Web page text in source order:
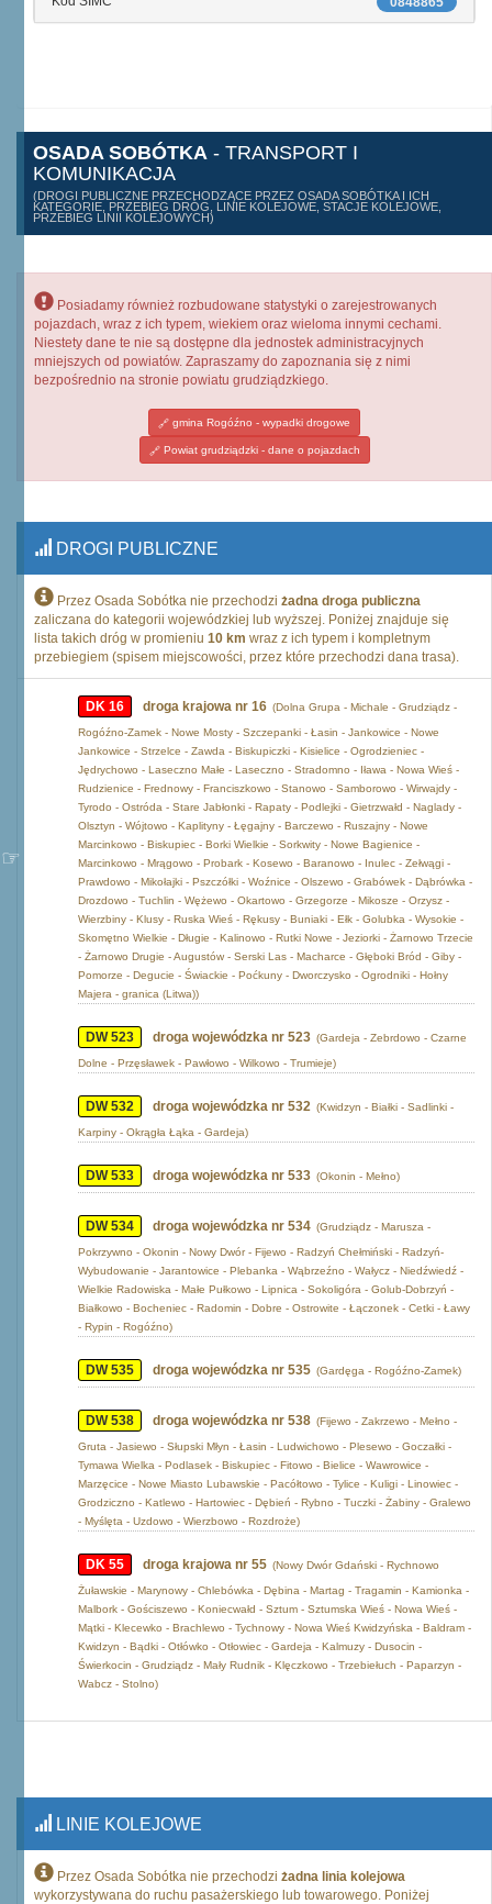
OSADA SOBÓTKA - TRANSPORT I
KOMUNIKACJA
(DROGI PUBLICZNE PRZECHODZĄCE PRZEZ OSADA SOBÓTKA I ICH
KATEGORIE, PRZEBIEG DRÓG, LINIE KOLEJOWE, STACJE KOLEJOWE,
PRZEBIEG LINII KOLEJOWYCH)
Posiadamy również rozbudowane statystyki o zarejestrowanych
pojazdach, wraz z ich typem, wiekiem oraz wieloma innymi cechami.
Niestety dane te nie są dostępne dla jednostek administracyjnych
mniejszych od powiatów. Zapraszamy do zapoznania się z nimi
bezpośrednio na stronie powiatu grudziądzkiego.
gmina Rogóźno - wypadki drogowe
Powiat grudziądzki - dane o pojazdach
DROGI PUBLICZNE
Przez Osada Sobótka nie przechodzi żadna droga publiczna
zaliczana do kategorii wojewódzkiej lub wyższej. Poniżej znajduje się
lista takich dróg w promieniu 10 km wraz z ich typem i kompletnym
przebiegiem (spisem miejscowości, przez które przechodzi dana trasa).
DK 16 droga krajowa nr 16 (Dolna Grupa - Michale - Grudziądz -
Rogóźno-Zamek - Nowe Mosty - Szczepanki - Łasin - Jankowice - Nowe
Jankowice - Strzelce - Zawda - Biskupiczki - Kisielice - Ogrodzieniec -
Jędrychowo - Laseczno Małe - Laseczno - Stradomno - Iława - Nowa Wieś -
Rudzienice - Frednowy - Franciszkowo - Stanowo - Samborowo - Wirwajdy -
Tyrodo - Ostróda - Stare Jabłonki - Rapaty - Podlejki - Gietrzwałd - Naglady -
Olsztyn - Wójtowo - Kaplityny - Łęgajny - Barczewo - Ruszajny - Nowe
Marcinkowo - Biskupiec - Borki Wielkie - Sorkwity - Nowe Bagienice -
Marcinkowo - Mrągowo - Probark - Kosewo - Baranowo - Inulec - Zełwągi -
Prawdowo - Mikołajki - Pszczółki - Woźnice - Olszewo - Grabówek - Dąbrówka -
Drozdowo - Tuchlin - Wężewo - Okartowo - Grzegorze - Mikosze - Orzysz -
Wierzbiny - Klusy - Ruska Wieś - Rękusy - Buniaki - Ełk - Golubka - Wysokie -
Skomętno Wielkie - Długie - Kalinowo - Rutki Nowe - Jeziorki - Żarnowo Trzecie
- Żarnowo Drugie - Augustów - Serski Las - Macharce - Głęboki Bród - Giby -
Pomorze - Degucie - Świackie - Poćkuny - Dworczysko - Ogrodniki - Hołny
Majera - granica (Litwa))
DW 523 droga wojewódzka nr 523 (Gardeja - Zebrdowo - Czarne
Dolne - Przęsławek - Pawłowo - Wilkowo - Trumieje)
DW 532 droga wojewódzka nr 532 (Kwidzyn - Białki - Sadlinki -
Karpiny - Okrągła Łąka - Gardeja)
DW 533 droga wojewódzka nr 533 (Okonin - Mełno)
DW 534 droga wojewódzka nr 534 (Grudziądz - Marusza -
Pokrzywno - Okonin - Nowy Dwór - Fijewo - Radzyń Chełmiński - Radzyń-
Wybudowanie - Jarantowice - Plebanka - Wąbrzeźno - Wałycz - Niedźwiedź -
Wielkie Radowiska - Małe Pułkowo - Lipnica - Sokoligóra - Golub-Dobrzyń -
Białkowo - Bocheniec - Radomin - Dobre - Ostrowite - Łączonek - Cetki - Ławy
- Rypin - Rogóźno)
DW 535 droga wojewódzka nr 535 (Gardęga - Rogóźno-Zamek)
DW 538 droga wojewódzka nr 538 (Fijewo - Zakrzewo - Mełno -
Gruta - Jasiewo - Słupski Młyn - Łasin - Ludwichowo - Plesewo - Goczałki -
Tymawa Wielka - Podlasek - Biskupiec - Fitowo - Bielice - Wawrowice -
Marzęcice - Nowe Miasto Lubawskie - Pacółtowo - Tylice - Kuligi - Linowiec -
Grodziczno - Katlewo - Hartowiec - Dębień - Rybno - Tuczki - Żabiny - Gralewo
- Myślęta - Uzdowo - Wierzbowo - Rozdroże)
DK 55 droga krajowa nr 55 (Nowy Dwór Gdański - Rychnowo
Żuławskie - Marynowy - Chlebówka - Dębina - Martag - Tragamin - Kamionka -
Malbork - Gościszewo - Koniecwałd - Sztum - Sztumska Wieś - Nowa Wieś -
Mątki - Klecewko - Brachlewo - Tychnowy - Nowa Wieś Kwidzyńska - Baldram -
Kwidzyn - Bądki - Otłówko - Otłowiec - Gardeja - Kalmuzy - Dusocin -
Świerkocin - Grudziądz - Mały Rudnik - Klęczkowo - Trzebiełuch - Paparzyn -
Wabcz - Stolno)
LINIE KOLEJOWE
Przez Osada Sobótka nie przechodzi żadna linia kolejowa
wykorzystywana do ruchu pasażerskiego lub towarowego. Poniżej